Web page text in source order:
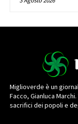
Miglioverde è un
Facco, Gianluca
sacrifici dei popoli e